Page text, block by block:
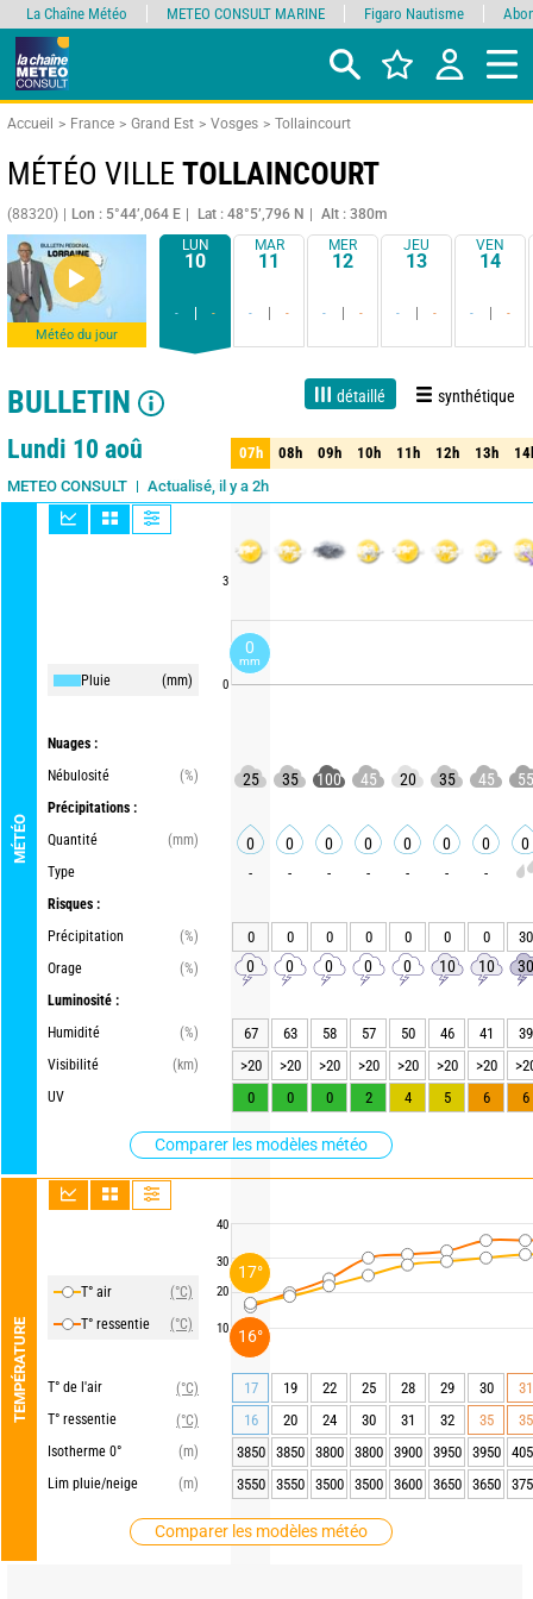
Accueil France Grand Est Vosges Tollaincourt
MÉTÉO VILLE TOLLAINCOURT
(88320) Lon : 5°44’,064 E Lat : 48°5’,796 N Alt : 380m
Météo du jour
LUN
10
- -
MAR
11
- -
MER
12
- -
JEU
13
- -
VEN
14
- -
BULLETIN détaillé synthétique
Live 1 jour 3 jours 15 jours Fiabilité 80%
Lundi 10 aoû
METEO CONSULT Actualisé, il y a 2h
MÉTÉO
Pluie (mm)
Nuages :
Nébulosité
(%)
Précipitations :
Quantité
(mm)
Type
Risques :
Précipitation
(%)
Orage
(%)
Luminosité :
Humidité
(%)
Visibilité
(km)
UV
Comparer les modèles météo
TEMPÉRATURE
T° air
(°C)
T° ressentie
(°C)
T° de l'air
(°C)
T° ressentie
(°C)
Isotherme 0°
(m)
Lim pluie/neige
(m)
Comparer les modèles météo
3
0
40
30
20
10
07h 08h 09h 10h 11h 12h 13h
07h 08h 09h 10h 11h 12h 13h
25 35 100 45 20 35 45 55
0 0 0 0 0 0 0 0
- - - - - - -
0 0 0 0 0 0 0 30
0 0 0 0 0 10 10 30
67 63 58 57 50 46 41
39
>20
>20 >20 >20 >20 >20 >20
0
0 0 2 4 5 6 6
17 19 22 25 28 29 30
31
16
20 24 30 31 32 35
35
3850
3850 3800 3800 3900 3950 3950
3550
3550 3500 3500 3600 3650 3650
La Chaîne Météo METEO CONSULT MARINE Figaro Nautisme
0
mm
17°
16°